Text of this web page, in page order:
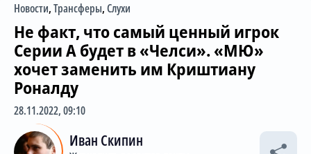
Новости,Трансферы,Слухи
Не факт, что самый ценный игрок
Серии А будет в «Челси». «МЮ»
хочет заменить им Криштиану
Роналду
28.11.2022, 09:10
Иван Скипин
Чат
Трансферы
Слухи
История Челси
Статистика
Календарь игр